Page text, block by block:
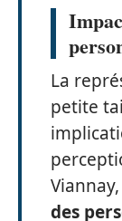
La
petite
des